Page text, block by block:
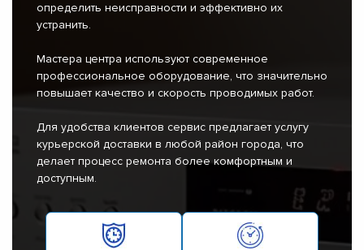
определить неисправности и эффективно их
устранить.
Мастера центра используют современное
профессиональное оборудование, что значительно
повышает качество и скорость проводимых работ.
Для удобства клиентов сервис предлагает услугу
курьерской доставки в любой район города, что
делает процесс ремонта более комфортным и
доступным.